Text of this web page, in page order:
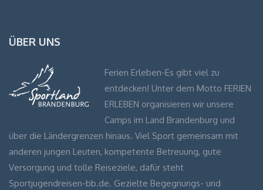
ÜBER UNS
Ferien Erleben-Es gibt viel zu
entdecken! Unter dem Motto FERIEN
ERLEBEN organisieren wir unsere
Camps im Land Brandenburg und
über die Ländergrenzen hinaus. Viel Sport gemeinsam mit
anderen jungen Leuten, kompetente Betreuung, gute
Versorgung und tolle Reiseziele, dafür steht
Sportjugendreisen-bb.de. Gezielte Begegnungs- und